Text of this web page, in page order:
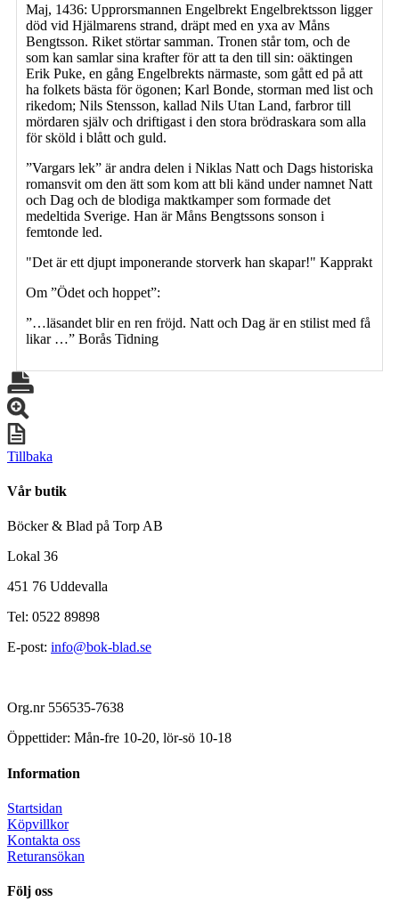
Maj, 1436: Upprorsmannen Engelbrekt Engelbrektsson ligger
död vid Hjälmarens strand, dräpt med en yxa av Måns
Bengtsson. Riket störtar samman. Tronen står tom, och de
som kan samlar sina krafter för att ta den till sin: oäktingen
Erik Puke, en gång Engelbrekts närmaste, som gått ed på att
ha folkets bästa för ögonen; Karl Bonde, storman med list och
rikedom; Nils Stensson, kallad Nils Utan Land, farbror till
mördaren själv och driftigast i den stora brödraskara som alla
för sköld i blått och guld.
”Vargars lek” är andra delen i Niklas Natt och Dags historiska
romansvit om den ätt som kom att bli känd under namnet Natt
och Dag och de blodiga maktkamper som formade det
medeltida Sverige. Han är Måns Bengtssons sonson i
femtonde led.
"Det är ett djupt imponerande storverk han skapar!" Kapprakt
Om ”Ödet och hoppet”:
”…läsandet blir en ren fröjd. Natt och Dag är en stilist med få
likar …” Borås Tidning
Tillbaka
Vår butik
Böcker & Blad på Torp AB
Lokal 36
451 76 Uddevalla
Tel: 0522 89898
E-post: info@bok-blad.se
Org.nr 556535-7638
Öppettider: Mån-fre 10-20, lör-sö 10-18
Information
Startsidan
Köpvillkor
Kontakta oss
Returansökan
Följ oss